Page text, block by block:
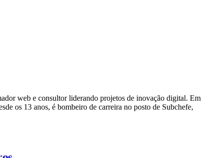
web e consultor liderando projetos de inovação digital. Em
os 13 anos, é bombeiro de carreira no posto de Subchefe,